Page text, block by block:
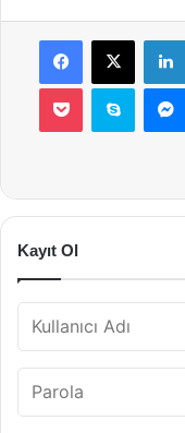
Facebook
X
Pocket Skype
Kayıt Ol